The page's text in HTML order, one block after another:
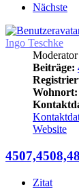
Nächste
Ingo Teschke
Moderator
Beiträge:
Wohnort:
Website
Zitat